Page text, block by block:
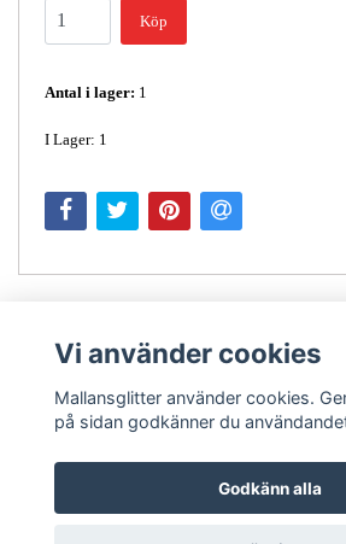
Köp
Antal i lager: 1
I Lager: 1
Vi använder cookies
Mallansglitter använder cookies.
på sidan godkänner du
Godkänn alla